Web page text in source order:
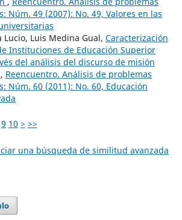
Núm. 49 (2007): No. 49, Valores en las
Lucio, Luis Medina Gual, Caracterización
Instituciones de Educación Superior
del análisis del discurso de misión
, Reencuentro. Análisis de problemas
Núm. 60 (2011): No. 60, Educación
9 10 > >>
una búsqueda de similitud avanzada